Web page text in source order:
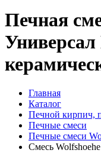
Печная
Главная
Каталог
Печной кирпич,
Печные смеси
Печные смеси
Смесь